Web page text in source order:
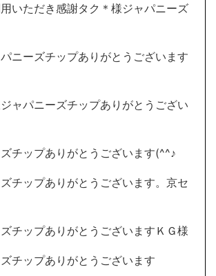
いただき感謝タク＊様ジャパニーズ
ニーズチップありがとうございます
ャパニーズチップありがとうござい
チップありがとうございます(^^♪
チップありがとうございます。京セ
チップありがとうございますＫＧ様
チップありがとうございます